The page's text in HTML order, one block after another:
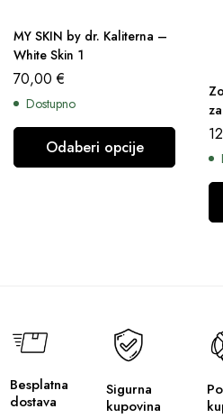
MY SKIN by dr. Kaliterna –
White Skin 1
70,00€
Dostupno
Odaberi opcije
Besplatna
dostava
Sigurna
kupovina